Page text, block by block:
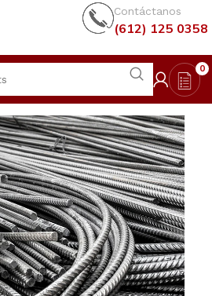
Contáctanos
(612) 125 0358
0